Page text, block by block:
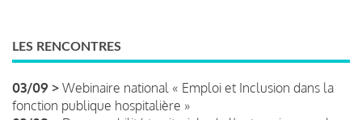
LES RENCONTRES
03/09 > Webinaire national « Emploi et Inclusion dans la
fonction publique hospitalière »